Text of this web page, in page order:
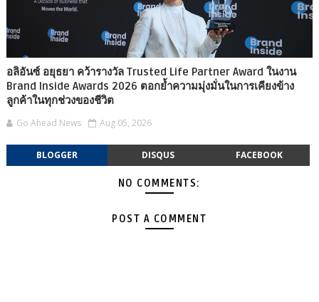
อลิอันซ์ อยุธยา คว้ารางวัล Trusted Life Partner Award ในงาน
Brand Inside Awards 2026 ตอกย้ำความมุ่งมั่นในการเคียงข้าง
ลูกค้าในทุกช่วงของชีวิต
Go Ahead News Aug 05, 2026
BLOGGER DISQUS FACEBOOK
NO COMMENTS:
POST A COMMENT